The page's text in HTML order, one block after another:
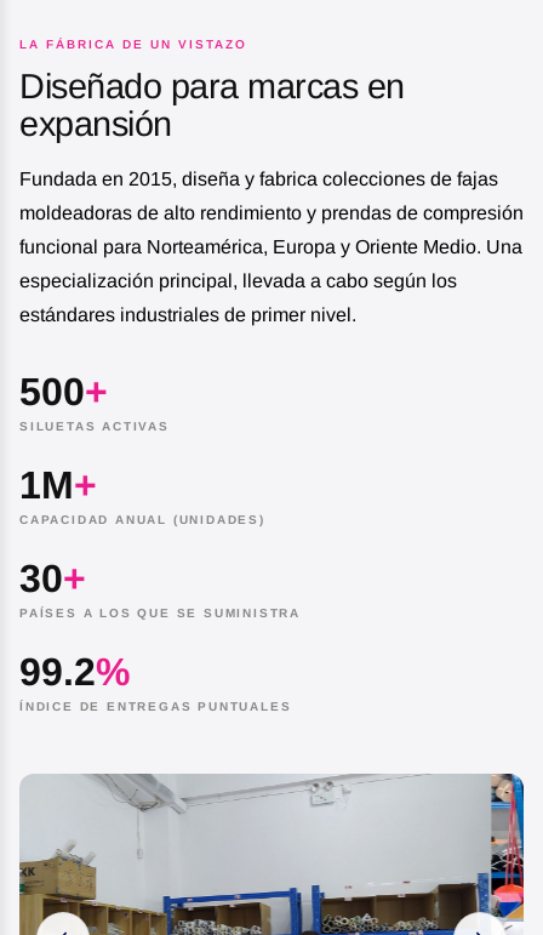
LA FÁBRICA DE UN VISTAZO
Diseñado para marcas en
expansión
Fundada en 2015, diseña y fabrica colecciones de fajas
moldeadoras de alto rendimiento y prendas de compresión
funcional para Norteamérica, Europa y Oriente Medio. Una
especialización principal, llevada a cabo según los
estándares industriales de primer nivel.
500+
SILUETAS ACTIVAS
1M+
CAPACIDAD ANUAL (UNIDADES)
30+
PAÍSES A LOS QUE SE SUMINISTRA
99.2%
ÍNDICE DE ENTREGAS PUNTUALES